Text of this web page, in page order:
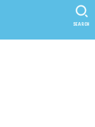
SEARCH